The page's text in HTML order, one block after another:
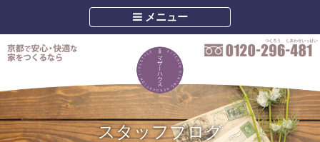
メニュー
スタッフブログ